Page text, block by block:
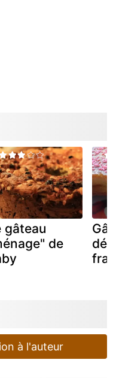
gâteau
de
à l'auteur